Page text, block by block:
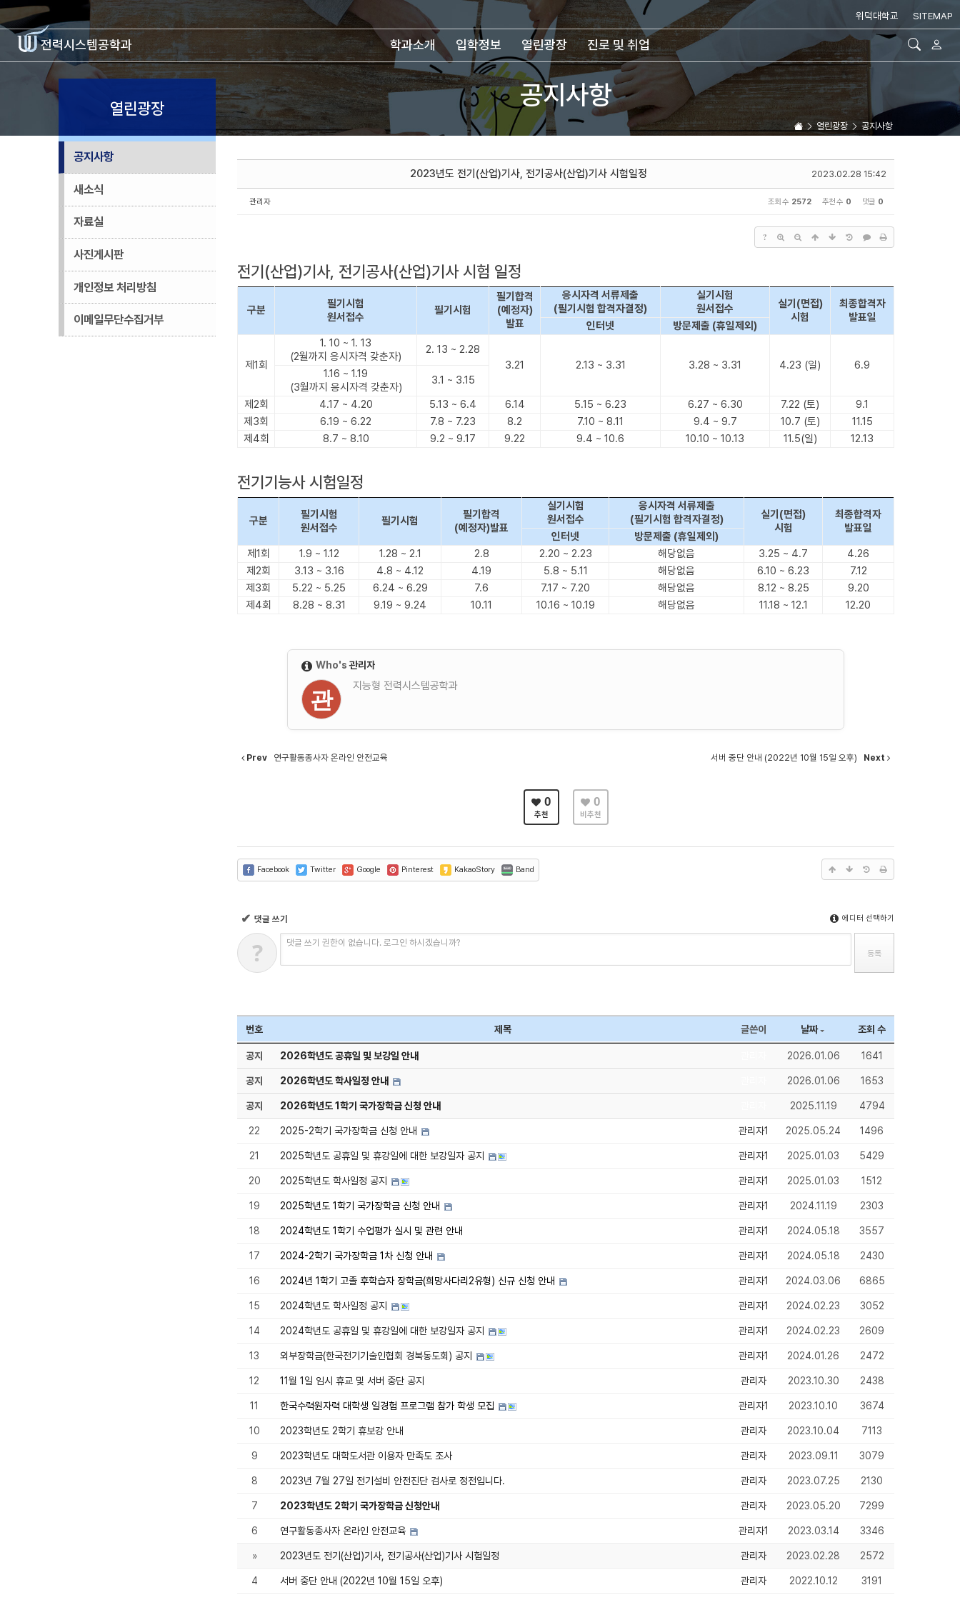
위덕대학교 SITEMAP
전력시스템공학과 학과소개 입학정보 열린광장 진로 및 취업
열린광장 공지사항
열린광장 공지사항
공지사항
새소식
자료실
사진게시판
개인정보 처리방침
이메일무단수집거부
2023.02.28 15:42
2023년도 전기(산업)기사, 전기공사(산업)기사 시험일정
관리자 조회 수 2572 추천 수 0 댓글 0
?
전기(산업)기사, 전기공사(산업)기사 시험 일정
구분
필기시험
원서접수
필기시험
필기합격
(예정자)
발표
응시자격 서류제출
(필기시험 합격자결정)
실기시험
원서접수
실기(면접)
시험
최종합격자
발표일
인터넷 방문제출 (휴일제외)
제1회
1. 10 ~ 1. 13
(2월까지 응시자격 갖춘자)
2. 13 ~ 2.28
3.21
2.13 ~ 3.31 3.28 ~ 3.31 4.23 (일) 6.9
1.16 ~ 1.19
(3월까지 응시자격 갖춘자)
3.1 ~ 3.15
제2회
4.17 ~ 4.20 5.13 ~ 6.4 6.14 5.15 ~ 6.23 6.27 ~ 6.30 7.22 (토)
9.1
제3회
6.19 ~ 6.22 7.8 ~ 7.23 8.2 7.10 ~ 8.11 9.4 ~ 9.7 10.7 (토)
11.15
제4회
8.7 ~ 8.10 9.2 ~ 9.17 9.22 9.4 ~ 10.6 10.10 ~ 10.13 11.5(일) 12.13
전기기능사 시험일정
구분
필기시험
원서접수
필기시험
필기합격
(예정자)발표
실기시험
원서접수
응시자격 서류제출
(필기시험 합격자결정)
실기(면접)
시험
최종합격자
발표일
인터넷
방문제출 (휴일제외)
제1회
1.9 ~ 1.12 1.28 ~ 2.1 2.8 2.20 ~ 2.23 해당없음 3.25 ~ 4.7
4.26
제2회
3.13 ~ 3.16 4.8 ~ 4.12 4.19 5.8 ~ 5.11 해당없음 6.10 ~ 6.23
7.12
제3회
5.22 ~ 5.25 6.24 ~ 6.29 7.6 7.17 ~ 7.20 해당없음 8.12 ~ 8.25
9.20
제4회
8.28 ~ 8.31 9.19 ~ 9.24 10.11 10.16 ~ 10.19 해당없음 11.18 ~ 12.1 12.20
Who's관리자
관 지능형 전력시스템공학과
Prev 연구활동종사자 온라인 안전교육 서버 중단 안내 (2022년 10월 15일 오후) Next
0
추천
0
비추천
Facebook Twitter Google Pinterest KakaoStory Band
✔ 댓글 쓰기 에디터 선택하기
? 댓글 쓰기 권한이 없습니다. 로그인 하시겠습니까?
번호 제목 글쓴이 날짜 조회 수
공지 2026학년도 공휴일 및 보강일 안내 2026.01.06 1641
공지 2026학년도 학사일정 안내 2026.01.06 1653
공지 2026학년도 1학기 국가장학금 신청 안내 2025.11.19 4794
22 2025-2학기 국가장학금 신청 안내 관리자1 2025.05.24 1496
21 2025학년도 공휴일 및 휴강일에 대한 보강일자 공지 관리자1 2025.01.03 5429
20 2025학년도 학사일정 공지 관리자1 2025.01.03 1512
19 2025학년도 1학기 국가장학금 신청 안내 관리자1 2024.11.19 2303
18 2024학년도 1학기 수업평가 실시 및 관련 안내 관리자1 2024.05.18 3557
17 2024-2학기 국가장학금 1차 신청 안내 관리자1 2024.05.18 2430
16 2024년 1학기 고졸 후학습자 장학금(희망사다리2유형) 신규 신청 안내 관리자1 2024.03.06 6865
15 2024학년도 학사일정 공지 관리자1 2024.02.23 3052
14 2024학년도 공휴일 및 휴강일에 대한 보강일자 공지 관리자1 2024.02.23 2609
13 외부장학금(한국전기기술인협회 경북동도회) 공지 관리자1 2024.01.26 2472
12 11월 1일 임시 휴교 및 서버 중단 공지 관리자 2023.10.30 2438
11 한국수력원자력 대학생 일경험 프로그램 참가 학생 모집 관리자1 2023.10.10 3674
10 2023학년도 2학기 휴보강 안내 관리자 2023.10.04 7113
9 2023학년도 대학도서관 이용자 만족도 조사 관리자 2023.09.11 3079
8 2023년 7월 27일 전기설비 안전진단 검사로 정전입니다. 관리자 2023.07.25 2130
7 2023학년도 2학기 국가장학금 신청안내 관리자 2023.05.20 7299
6 연구활동종사자 온라인 안전교육 관리자1 2023.03.14 3346
» 2023년도 전기(산업)기사, 전기공사(산업)기사 시험일정 관리자 2023.02.28 2572
4 서버 중단 안내 (2022년 10월 15일 오후) 관리자 2022.10.12 3191